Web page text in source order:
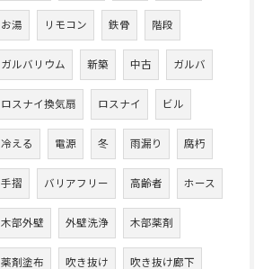
お湯 リモコン 鉄骨 階段
ガルバリウム 新築 中古 ガルバ
ロスナイ換気扇 ロスナイ ビル
冷える 電源 冬 雨漏り 腐朽
手摺 バリアフリー 高齢者 ホース
木部外壁 外壁洗浄 木部薬剤
薬剤塗布 吹き抜け 吹き抜け廊下